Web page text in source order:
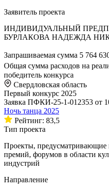
Заявитель проекта
ИНДИВИДУАЛЬНЫЙ
БУРЛАКОВА НАДЕЖДА
Запрашиваемая сумма 5 764
Общая сумма расходов на
победитель конкурса
Свердловская область
Первый конкурс 2025
Заявка ПФКИ-25-1-012353 от
Ночь танца 2025
Рейтинг: 83,5
Тип проекта
Проекты, предусматривающие
премий, форумов в области
индустрий
Направление